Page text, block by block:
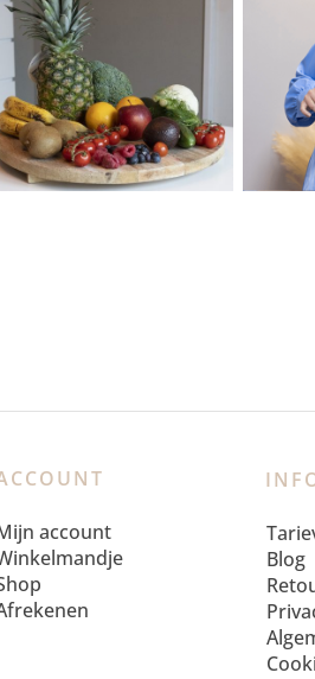
account
Blog